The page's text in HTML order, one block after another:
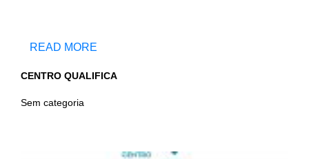
READ MORE
CENTRO QUALIFICA
Sem categoria